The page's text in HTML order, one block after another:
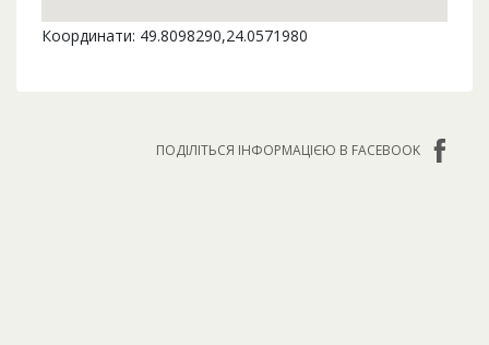
Координати: 49.8098290,24.0571980
ПОДІЛІТЬСЯ ІНФОРМАЦІЄЮ В FACEBOOK